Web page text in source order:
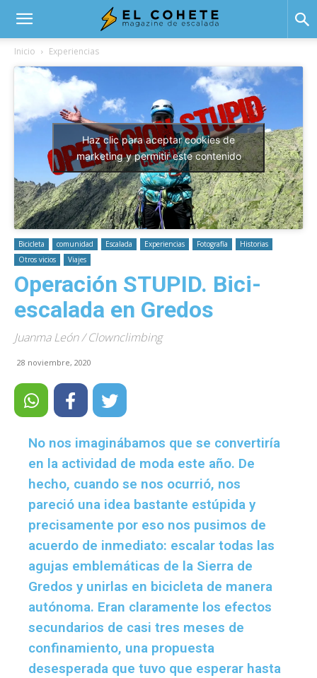
Inicio Experiencias
Haz clic para aceptar cookies de
marketing y permitir este contenido
Bicicleta comunidad Escalada Experiencias Fotografía
Historias
Otros vicios
Viajes
Operación STUPID. Bici-
escalada en Gredos
Juanma León / Clownclimbing
28 noviembre, 2020
No nos imaginábamos que se convertiría
en la actividad de moda este año. De
hecho, cuando se nos ocurrió, nos
pareció una idea bastante estúpida y
precisamente por eso nos pusimos de
acuerdo de inmediato: escalar todas las
agujas emblemáticas de la Sierra de
Gredos y unirlas en bicicleta de manera
autónoma. Eran claramente los efectos
secundarios de casi tres meses de
confinamiento, una propuesta
desesperada que tuvo que esperar hasta